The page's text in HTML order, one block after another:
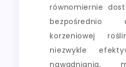
równomiernie
korzeniowej
niezwykle
nawadniania,